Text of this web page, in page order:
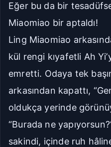
Eğer bu da bir
Miaomiao bir aptaldı!
Ling Miaomiao
kül rengi kıyafetli Ah
emretti. Odaya tek
arkasından kapattı,
oldukça yerinde
“Burada ne
sakindi, içinde ruh